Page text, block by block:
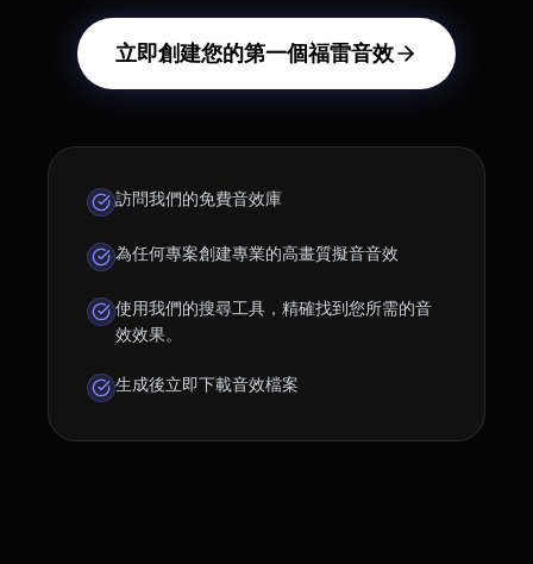
立即創建您的第一個福雷音效
訪問我們的免費音效庫
為任何專案創建專業的高畫質擬音音效
使用我們的搜尋工具，精確找到您所需的音
效效果。
生成後立即下載音效檔案